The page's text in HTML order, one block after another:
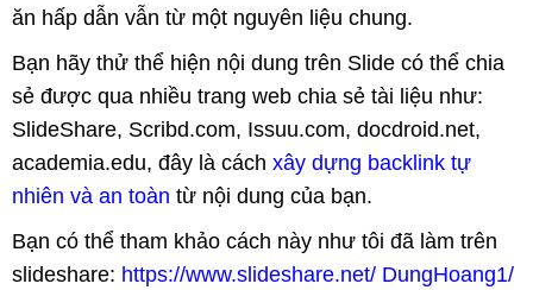
ăn hấp dẫn vẫn từ một nguyên liệu chung.
Bạn hãy thử thể hiện nội dung trên Slide có thể chia
sẻ được qua nhiều trang web chia sẻ tài liệu như:
SlideShare, Scribd.com, Issuu.com, docdroid.net,
academia.edu, đây là cách xây dựng backlink tự
nhiên và an toàn từ nội dung của bạn.
Bạn có thể tham khảo cách này như tôi đã làm trên
slideshare: https://www.slideshare.net/ DungHoang1/